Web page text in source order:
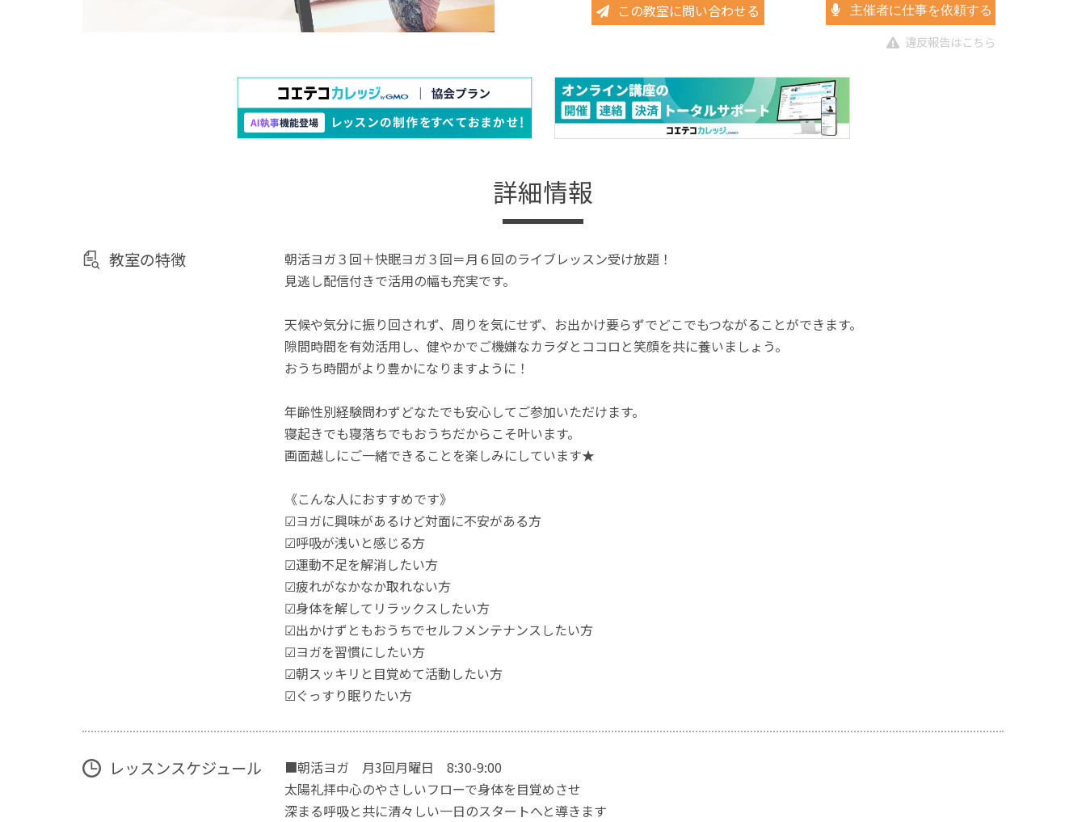
この教室に問い合わせる 主催者に仕事を依頼する
違反報告はこちら
詳細情報
教室の特徴
朝活ヨガ３回＋快眠ヨガ３回＝月６回のライブレッスン受け放題！
見逃し配信付きで活用の幅も充実です。
天候や気分に振り回されず、周りを気にせず、お出かけ要らずでどこでもつながることができます。
隙間時間を有効活用し、健やかでご機嫌なカラダとココロと笑顔を共に養いましょう。
おうち時間がより豊かになりますように！
年齢性別経験問わずどなたでも安心してご参加いただけます。
寝起きでも寝落ちでもおうちだからこそ叶います。
画面越しにご一緒できることを楽しみにしています★
《こんな人におすすめです》
☑ヨガに興味があるけど対面に不安がある方
☑呼吸が浅いと感じる方
☑運動不足を解消したい方
☑疲れがなかなか取れない方
☑身体を解してリラックスしたい方
☑出かけずともおうちでセルフメンテナンスしたい方
☑ヨガを習慣にしたい方
☑朝スッキリと目覚めて活動したい方
☑ぐっすり眠りたい方
レッスンスケジュール
■朝活ヨガ 月3回月曜日 8:30-9:00
太陽礼拝中心のやさしいフローで身体を目覚めさせ
深まる呼吸と共に清々しい一日のスタートへと導きます